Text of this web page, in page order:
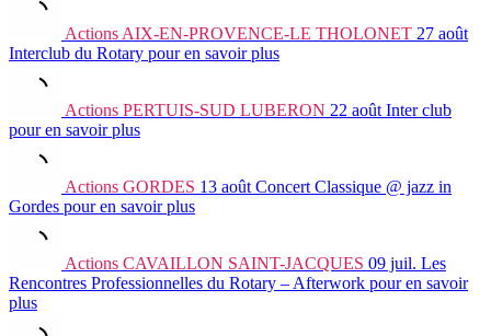
Actions AIX-EN-PROVENCE-LE THOLONET 27 août
Interclub du Rotary pour en savoir plus
Actions PERTUIS-SUD LUBERON 22 août Inter club
pour en savoir plus
Actions GORDES 13 août Concert Classique @ jazz in
Gordes pour en savoir plus
Actions CAVAILLON SAINT-JACQUES 09 juil. Les
Rencontres Professionnelles du Rotary – Afterwork pour en savoir
plus